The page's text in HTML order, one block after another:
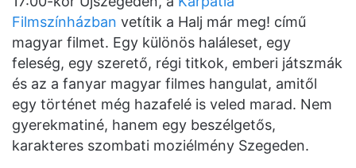
Filmszínházban vetítik a Halj már meg! című
magyar filmet. Egy különös haláleset, egy
feleség, egy szerető, régi titkok, emberi játszmák
és az a fanyar magyar filmes hangulat, amitől
egy történet még hazafelé is veled marad. Nem
gyerekmatiné, hanem egy beszélgetős,
karakteres szombati moziélmény Szegeden.